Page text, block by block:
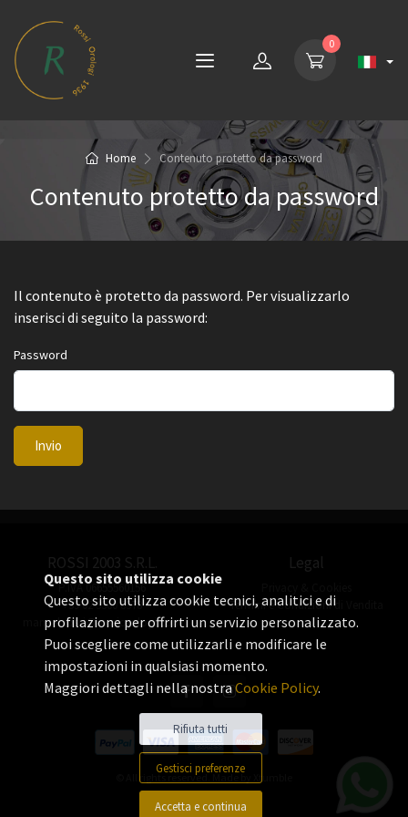
0
Home Contenuto protetto da password
Contenuto protetto da password
Il contenuto è protetto da password. Per visualizzarlo
inserisci di seguito la password:
Password
Invio
ROSSI 2003 S.R.L.
P.IVA 06655560156
+39 02 3360 8378
manuel.rossi@rossiorologi.com
Legal
Termini e Condizioni di Vendita
© All rights reserved. Made by
Questo sito utilizza cookie
Questo sito utilizza cookie tecnici, analitici e di
profilazione per offrirti un servizio personalizzato.
Puoi scegliere come utilizzarli e modificare le
impostazioni in qualsiasi momento.
Maggiori dettagli nella nostraCookie Policy.
Rifiuta tutti
Gestisci preferenze
Accetta e continua